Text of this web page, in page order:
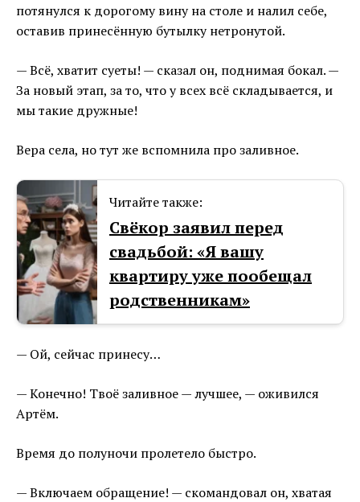
потянулся к дорогому вину на столе и налил себе,
оставив принесённую бутылку нетронутой.
— Всё, хватит суеты! — сказал он, поднимая бокал. —
За новый этап, за то, что у всех всё складывается, и
мы такие дружные!
Вера села, но тут же вспомнила про заливное.
Читайте также:
Cвёкор заявил перед
свадьбой: «Я вашу
квартиру уже пообещал
родственникам»
— Ой, сейчас принесу…
— Конечно! Твоё заливное — лучшее, — оживился
Артём.
Время до полуночи пролетело быстро.
— Включаем обращение! — скомандовал он, хватая